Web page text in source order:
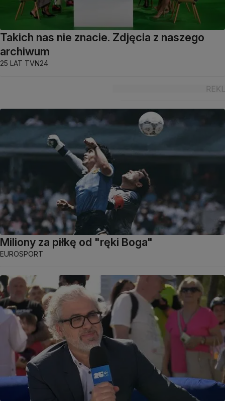
Takich nas nie znacie. Zdjęcia z naszego
archiwum
25 LAT TVN24
Miliony za piłkę od "ręki Boga"
EUROSPORT